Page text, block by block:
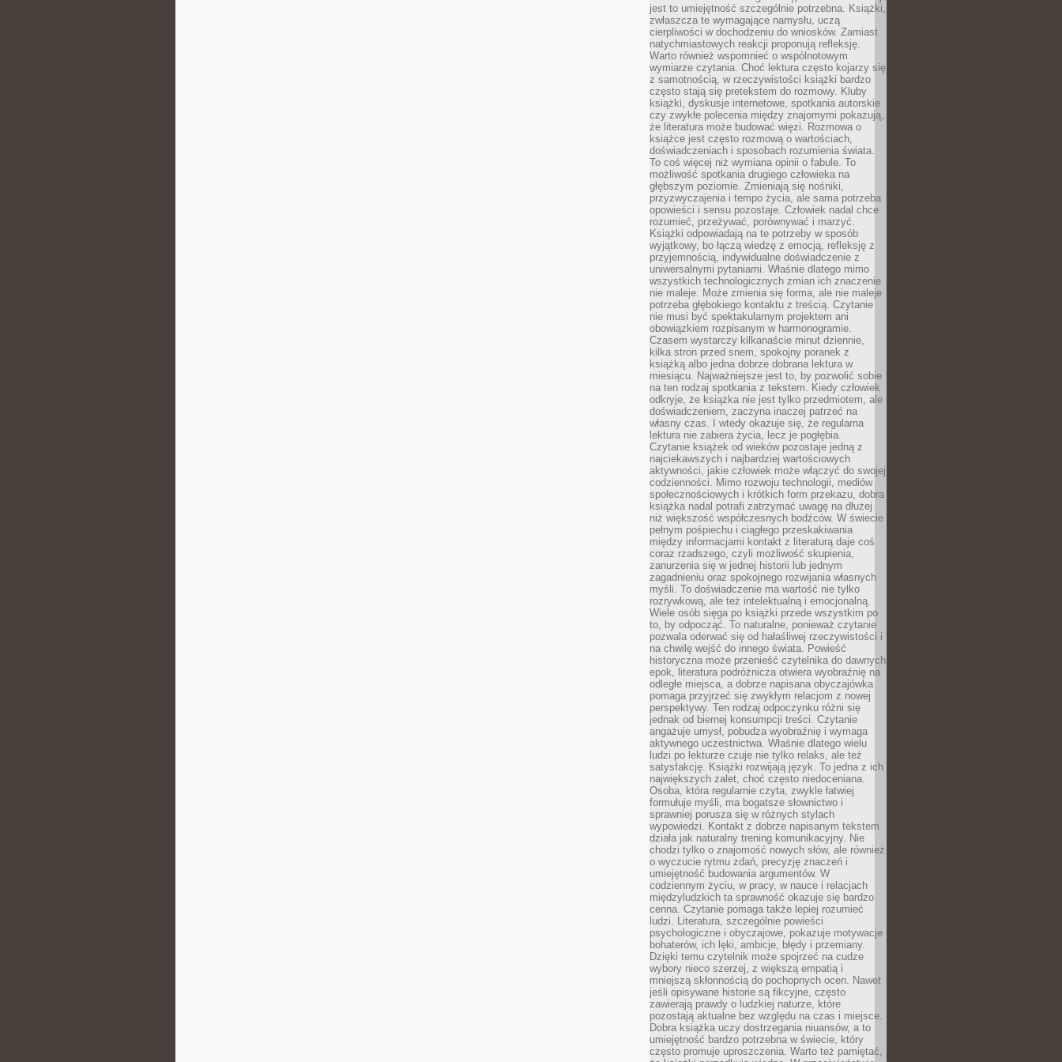
jest to umiejętność szczególnie potrzebna. Książki,
zwłaszcza te wymagające namysłu, uczą
cierpliwości w dochodzeniu do wniosków. Zamiast
natychmiastowych reakcji proponują refleksję.
Warto również wspomnieć o wspólnotowym
wymiarze czytania. Choć lektura często kojarzy się
z samotnością, w rzeczywistości książki bardzo
często stają się pretekstem do rozmowy. Kluby
książki, dyskusje internetowe, spotkania autorskie
czy zwykłe polecenia między znajomymi pokazują,
że literatura może budować więzi. Rozmowa o
książce jest często rozmową o wartościach,
doświadczeniach i sposobach rozumienia świata.
To coś więcej niż wymiana opinii o fabule. To
możliwość spotkania drugiego człowieka na
głębszym poziomie. Zmieniają się nośniki,
przyzwyczajenia i tempo życia, ale sama potrzeba
opowieści i sensu pozostaje. Człowiek nadal chce
rozumieć, przeżywać, porównywać i marzyć.
Książki odpowiadają na te potrzeby w sposób
wyjątkowy, bo łączą wiedzę z emocją, refleksję z
przyjemnością, indywidualne doświadczenie z
uniwersalnymi pytaniami. Właśnie dlatego mimo
wszystkich technologicznych zmian ich znaczenie
nie maleje. Może zmienia się forma, ale nie maleje
potrzeba głębokiego kontaktu z treścią. Czytanie
nie musi być spektakularnym projektem ani
obowiązkiem rozpisanym w harmonogramie.
Czasem wystarczy kilkanaście minut dziennie,
kilka stron przed snem, spokojny poranek z
książką albo jedna dobrze dobrana lektura w
miesiącu. Najważniejsze jest to, by pozwolić sobie
na ten rodzaj spotkania z tekstem. Kiedy człowiek
odkryje, że książka nie jest tylko przedmiotem, ale
doświadczeniem, zaczyna inaczej patrzeć na
własny czas. I wtedy okazuje się, że regularna
lektura nie zabiera życia, lecz je pogłębia.
Czytanie książek od wieków pozostaje jedną z
najciekawszych i najbardziej wartościowych
aktywności, jakie człowiek może włączyć do swojej
codzienności. Mimo rozwoju technologii, mediów
społecznościowych i krótkich form przekazu, dobra
książka nadal potrafi zatrzymać uwagę na dłużej
niż większość współczesnych bodźców. W świecie
pełnym pośpiechu i ciągłego przeskakiwania
między informacjami kontakt z literaturą daje coś
coraz rzadszego, czyli możliwość skupienia,
zanurzenia się w jednej historii lub jednym
zagadnieniu oraz spokojnego rozwijania własnych
myśli. To doświadczenie ma wartość nie tylko
rozrywkową, ale też intelektualną i emocjonalną.
Wiele osób sięga po książki przede wszystkim po
to, by odpocząć. To naturalne, ponieważ czytanie
pozwala oderwać się od hałaśliwej rzeczywistości i
na chwilę wejść do innego świata. Powieść
historyczna może przenieść czytelnika do dawnych
epok, literatura podróżnicza otwiera wyobraźnię na
odległe miejsca, a dobrze napisana obyczajówka
pomaga przyjrzeć się zwykłym relacjom z nowej
perspektywy. Ten rodzaj odpoczynku różni się
jednak od biernej konsumpcji treści. Czytanie
angażuje umysł, pobudza wyobraźnię i wymaga
aktywnego uczestnictwa. Właśnie dlatego wielu
ludzi po lekturze czuje nie tylko relaks, ale też
satysfakcję. Książki rozwijają język. To jedna z ich
największych zalet, choć często niedoceniana.
Osoba, która regularnie czyta, zwykle łatwiej
formułuje myśli, ma bogatsze słownictwo i
sprawniej porusza się w różnych stylach
wypowiedzi. Kontakt z dobrze napisanym tekstem
działa jak naturalny trening komunikacyjny. Nie
chodzi tylko o znajomość nowych słów, ale również
o wyczucie rytmu zdań, precyzję znaczeń i
umiejętność budowania argumentów. W
codziennym życiu, w pracy, w nauce i relacjach
międzyludzkich ta sprawność okazuje się bardzo
cenna. Czytanie pomaga także lepiej rozumieć
ludzi. Literatura, szczególnie powieści
psychologiczne i obyczajowe, pokazuje motywacje
bohaterów, ich lęki, ambicje, błędy i przemiany.
Dzięki temu czytelnik może spojrzeć na cudze
wybory nieco szerzej, z większą empatią i
mniejszą skłonnością do pochopnych ocen. Nawet
jeśli opisywane historie są fikcyjne, często
zawierają prawdy o ludzkiej naturze, które
pozostają aktualne bez względu na czas i miejsce.
Dobra książka uczy dostrzegania niuansów, a to
umiejętność bardzo potrzebna w świecie, który
często promuje uproszczenia. Warto też pamiętać,